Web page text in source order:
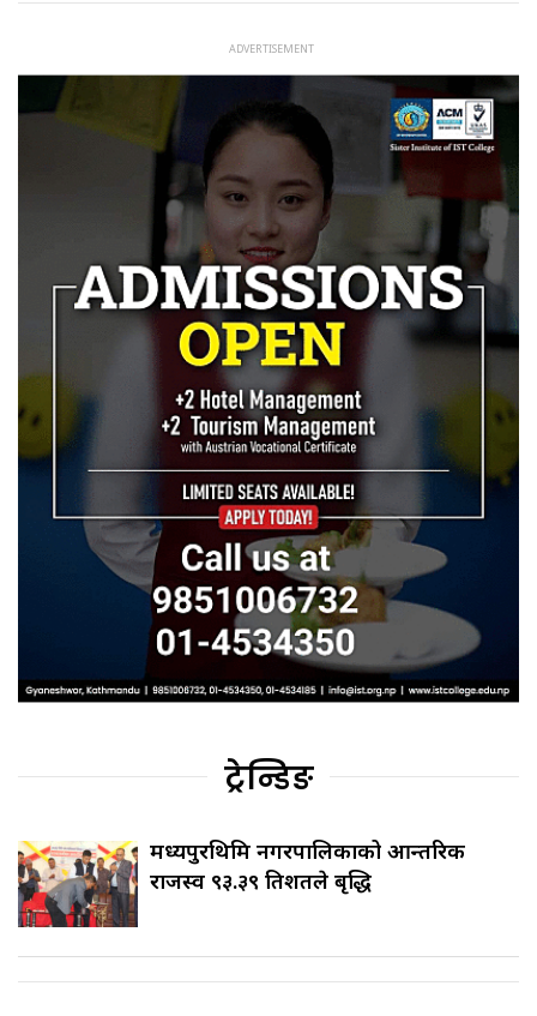
ट्रेन्डिङ
मध्यपुरथिमि नगरपालिकाको आन्तरिक
राजस्व ९३.३९ प्रतिशतले बृद्धि